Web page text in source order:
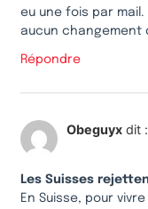
eu une fois par
aucun changement
Répondre
Obeguyx dit :
Les Suisses
En Suisse, pour